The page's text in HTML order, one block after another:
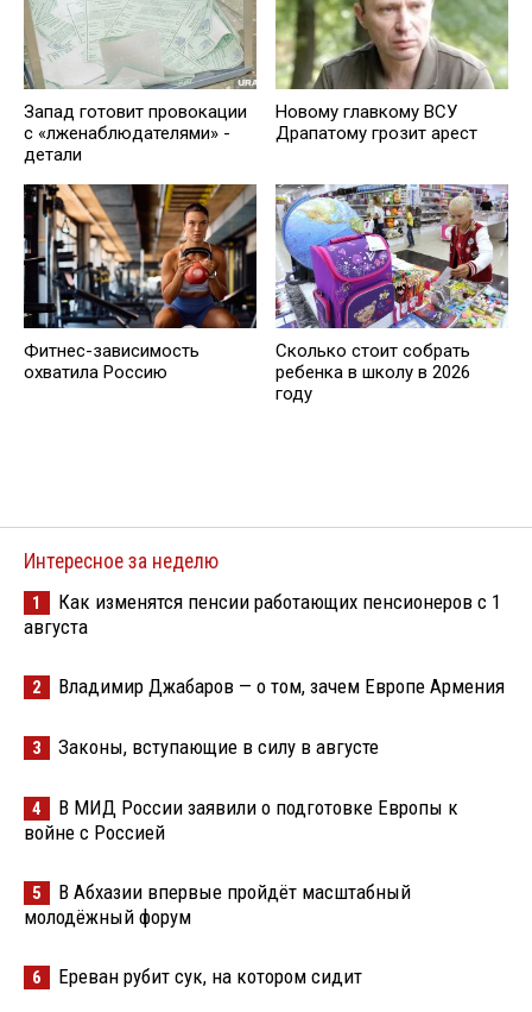
Запад готовит провокации
с «лженаблюдателями» -
детали
Новому главкому ВСУ
Драпатому грозит арест
Фитнес-зависимость
охватила Россию
Сколько стоит собрать
ребенка в школу в 2026
году
Интересное за неделю
1
Как изменятся пенсии работающих пенсионеров с 1
августа
2 Владимир Джабаров — о том, зачем Европе Армения
3 Законы, вступающие в силу в августе
4
В МИД России заявили о подготовке Европы к
войне с Россией
5
В Абхазии впервые пройдёт масштабный
молодёжный форум
6 Ереван рубит сук, на котором сидит